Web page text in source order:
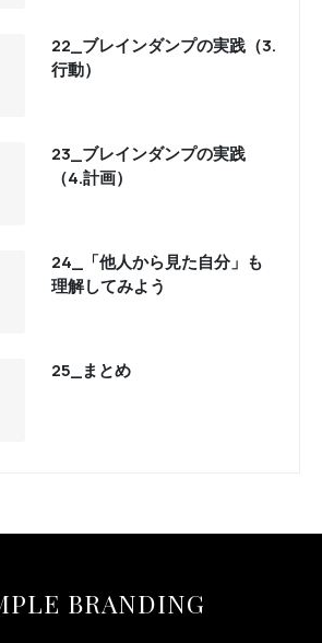
22_ブレインダンプの実践（3.
行動）
23_ブレインダンプの実践
（4.計画）
24_「他人から見た自分」も
理解してみよう
25_まとめ
BRANDING